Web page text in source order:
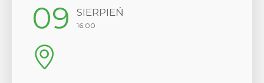
09 SIERPIEŃ
16:00